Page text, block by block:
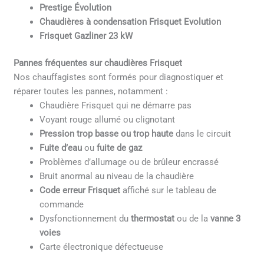
Prestige Évolution
Chaudières à condensation Frisquet Evolution
Frisquet Gazliner 23 kW
Pannes fréquentes sur chaudières Frisquet
Nos chauffagistes sont formés pour diagnostiquer et
réparer toutes les pannes, notamment :
Chaudière Frisquet qui ne démarre pas
Voyant rouge allumé ou clignotant
Pression trop basse ou trop haute dans le circuit
Fuite d’eau oufuite de gaz
Problèmes d’allumage ou de brûleur encrassé
Bruit anormal au niveau de la chaudière
Code erreur Frisquet affiché sur le tableau de
commande
Dysfonctionnement duthermostat ou de lavanne 3
voies
Carte électronique défectueuse